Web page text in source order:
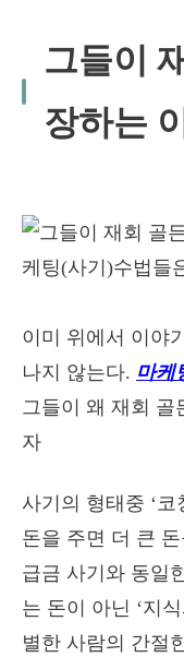
그들이
장하는
이미 위에서 이야
나지 않는다. 마케
그들이 왜 재회 골
자
사기의 형태중 ‘
돈을 주면 더 큰
급금 사기와 동일
는 돈이 아닌 ‘지
별한 사람의 간절